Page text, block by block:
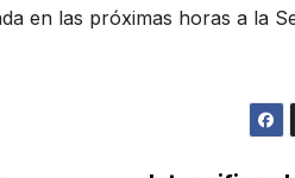
en las próximas horas a la